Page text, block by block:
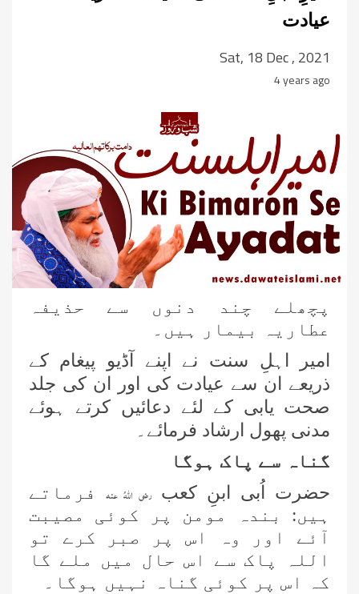
عیادت
Sat, 18 Dec , 2021
4 years ago
پچھلے چند دنوں سے حذیفہ
عطاریہ بیمار ہیں۔
امیر اہلِ سنت نے اپنے آڈیو پیغام کے
ذریعے ان سے عیادت کی اور ان کی جلد
صحت یابی کے لئے دعائیں کرتے ہوئے
مدنی پھول ارشاد فرمائے۔
گناہ سے پاک ہوگا
حضرت اُبی ابنِ کعب رضی اللہُ عنہ فرماتے
ہیں: بندہ مومن پر کوئی مصیبت
آئے اور وہ اس پر صبر کرے تو
اللہ پاک سے اس حال میں ملے گا
کہ اس پر کوئی گناہ نہیں ہوگا۔